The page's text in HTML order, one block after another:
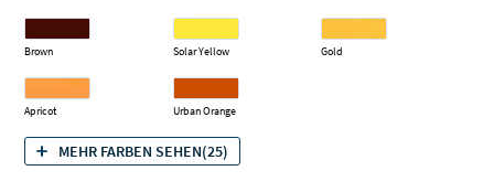
Brown Solar Yellow Gold
Apricot Urban Orange
MEHR FARBEN SEHEN(25)